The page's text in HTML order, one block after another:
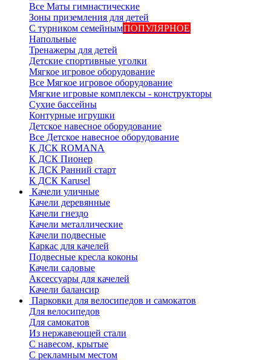
Все Маты гимнастические
Зоны приземления для детей
С турником семейнымПОПУЛЯРНОЕ
Напольные
Тренажеры для детей
Детские спортивные уголки
Мягкое игровое оборудование
Все Мягкое игровое оборудование
Мягкие игровые комплексы - конструкторы
Сухие бассейны
Контурные игрушки
Детское навесное оборудование
Все Детское навесное оборудование
К ДСК ROMANA
К ДСК Пионер
К ДСК Ранний старт
К ДСК Karusel
Качели уличные
Качели деревянные
Качели гнездо
Качели металлические
Качели подвесные
Каркас для качелей
Подвесные кресла коконы
Качели садовые
Аксессуары для качелей
Качели балансир
Парковки для велосипедов и самокатов
Для велосипедов
Для самокатов
Из нержавеющей стали
С навесом, крытые
С рекламным местом